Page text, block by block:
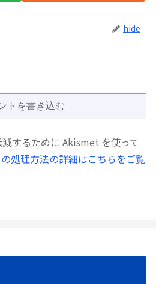
hide
トを書き込む
するために Akismet を使って
処理方法の詳細はこちらをご覧